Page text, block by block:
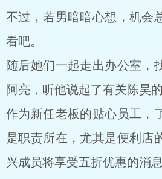
不过，若男暗暗心想，机会
看吧。
随后她们一起走出办公室，
阿亮，听他说起了有关陈昊
作为新任老板的贴心员工，
是职责所在，尤其是便利店
兴成员将享受五折优惠的消息